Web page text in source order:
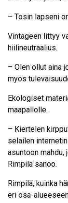
– Tosin lapseni
Vintageen littyy
hiilineutraalius.
– Olen ollut aina
myös
Ekologiset
maapallolle.
– Kiertelen
selailen
asuntoon mahdu,
Rimpilä sanoo.
Rimpilä, kuinka
eri osa-